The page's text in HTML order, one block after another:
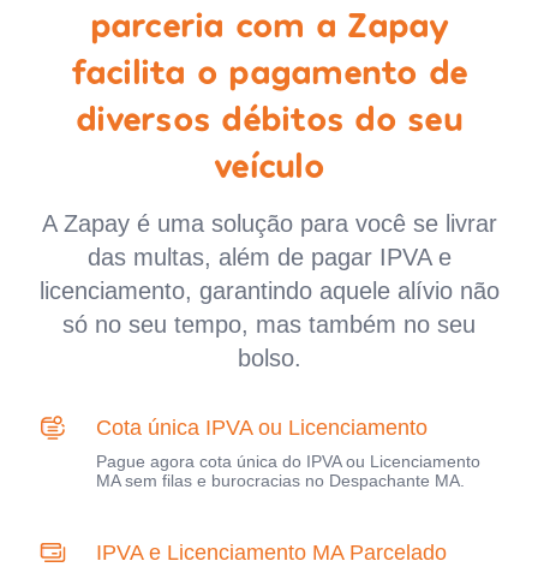
parceria com a Zapay
facilita o pagamento de
diversos débitos do seu
veículo
A Zapay é uma solução para você se livrar
das multas, além de pagar IPVA e
licenciamento, garantindo aquele alívio não
só no seu tempo, mas também no seu
bolso.
Cota única IPVA ou Licenciamento
Pague agora cota única do IPVA ou Licenciamento
MA sem filas e burocracias no Despachante MA.
IPVA e Licenciamento MA Parcelado